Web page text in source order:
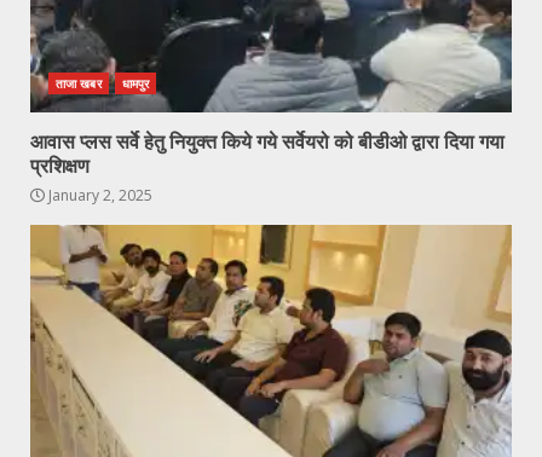
ताजा खबर धामपुर
आवास प्लस सर्वे हेतु नियुक्त किये गये सर्वेयरो को बीडीओ द्वारा दिया गया
प्रशिक्षण
January 2, 2025